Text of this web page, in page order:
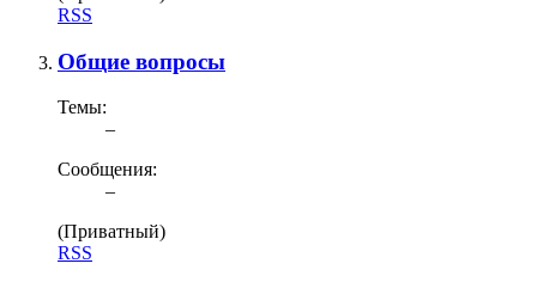
RSS
Общие вопросы
Темы:
–
Сообщения:
–
(Приватный)
RSS